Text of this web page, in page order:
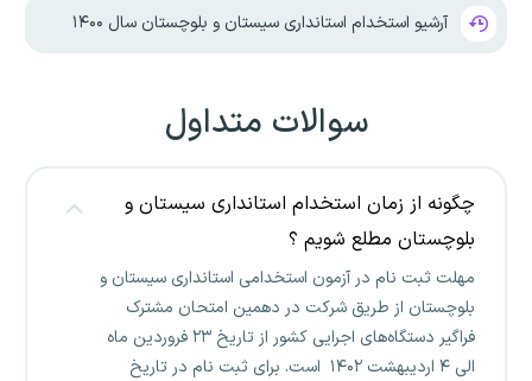
آرشیو استخدام استانداری سیستان و بلوچستان سال ۱۴۰۰
سوالات متداول
چگونه از زمان استخدام استانداری سیستان و
بلوچستان مطلع شویم ؟
مهلت ثبت نام در آزمون استخدامی استانداری سیستان و
بلوچستان از طریق شرکت در دهمین امتحان مشترک
فراگیر دستگاه‌های اجرایی کشور از تاریخ ۲۳ فروردین ماه
الی ۴ اردیبهشت ۱۴۰۲ است. برای ثبت نام در تاریخ